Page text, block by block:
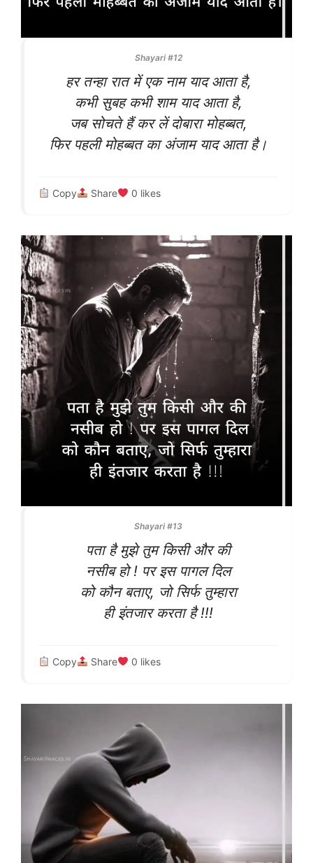
Shayari #12
हर तन्हा रात में एक नाम याद आता है,
कभी सुबह कभी शाम याद आता है,
जब सोचते हैं कर लें दोबारा मोहब्बत,
फिर पहली मोहब्बत का अंजाम याद आता है।
Copy Share 0 likes
Shayari #13
पता है मुझे तुम किसी और की
नसीब हो ! पर इस पागल दिल
को कौन बताए, जो सिर्फ तुम्हारा
ही इंतजार करता है !!!
Copy Share 0 likes